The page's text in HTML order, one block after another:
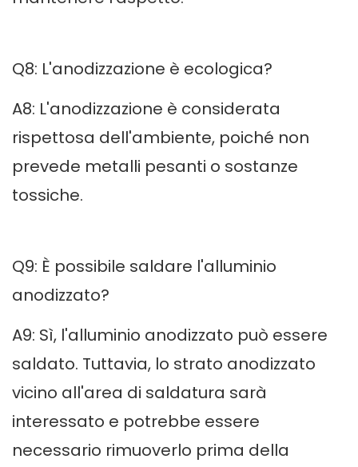
Q8: L'anodizzazione è ecologica?
A8: L'anodizzazione è considerata
rispettosa dell'ambiente, poiché non
prevede metalli pesanti o sostanze
tossiche.
Q9: È possibile saldare l'alluminio
anodizzato?
A9: Sì, l'alluminio anodizzato può essere
saldato. Tuttavia, lo strato anodizzato
vicino all'area di saldatura sarà
interessato e potrebbe essere
necessario rimuoverlo prima della